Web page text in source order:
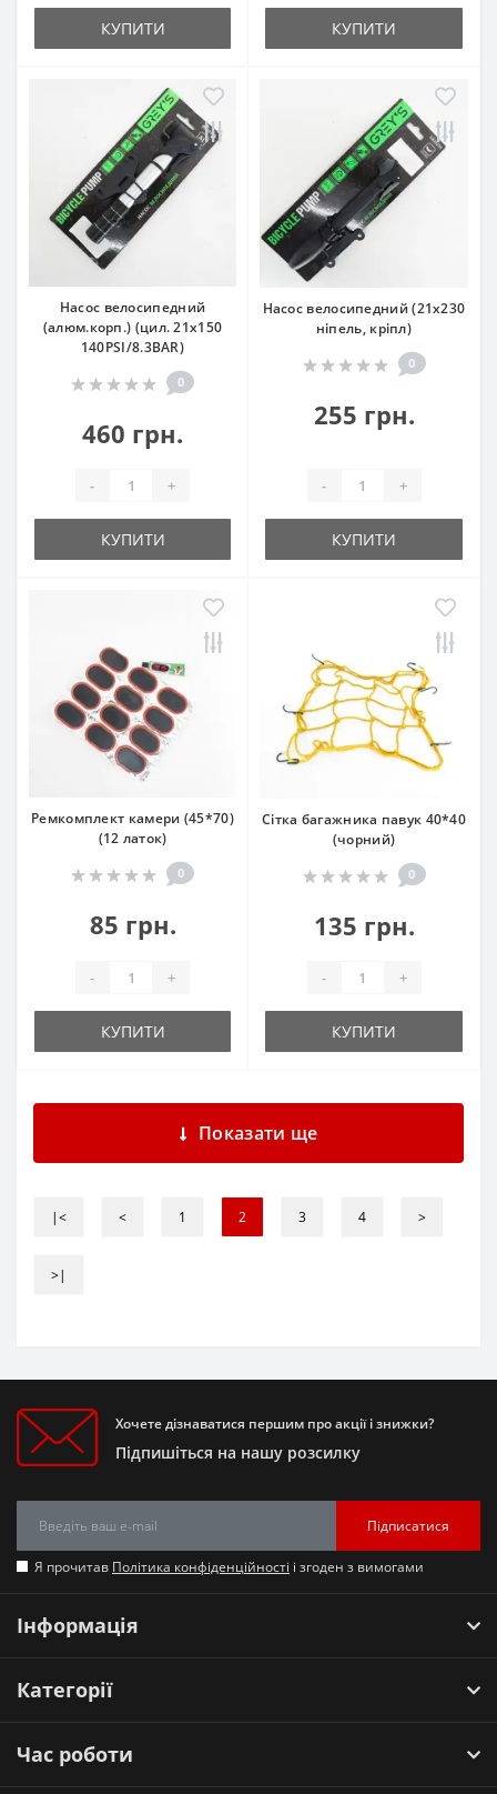
КУПИТИ КУПИТИ
Насос велосипедний
(алюм.корп.) (цил. 21х150
140PSI/8.3BAR)
0
460 грн.
- +
КУПИТИ
Насос велосипедний (21х230
ніпель, кріпл)
0
255 грн.
- +
КУПИТИ
Ремкомплект камери (45*70)
(12 латок)
0
85 грн.
- +
КУПИТИ
Сітка багажника павук 40*40
(чорний)
0
135 грн.
- +
КУПИТИ
Показати ще
|< < 1 2 3 4 >
>|
Хочете дізнаватися першим про акції і знижки?
Підпишіться на нашу розсилку
Підписатися
Я прочитав Політика конфіденційності і згоден з вимогами
Інформація
Категорії
Час роботи